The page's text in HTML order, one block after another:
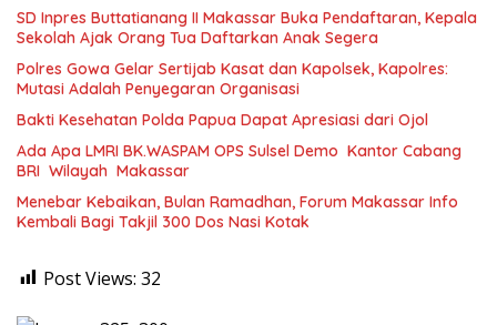
SD Inpres Buttatianang II Makassar Buka Pendaftaran, Kepala
Sekolah Ajak Orang Tua Daftarkan Anak Segera
Polres Gowa Gelar Sertijab Kasat dan Kapolsek, Kapolres:
Mutasi Adalah Penyegaran Organisasi
Bakti Kesehatan Polda Papua Dapat Apresiasi dari Ojol
Ada Apa LMRI BK.WASPAM OPS Sulsel Demo Kantor Cabang
BRI Wilayah Makassar
Menebar Kebaikan, Bulan Ramadhan, Forum Makassar Info
Kembali Bagi Takjil 300 Dos Nasi Kotak
Post Views: 32